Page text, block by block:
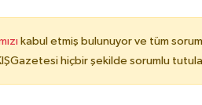
kabul etmiş bulunuyor ve tüm
hiçbir şekilde sorumlu